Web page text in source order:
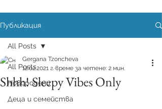
Публикация
All Posts
Новородени
Деца и семейства
All Posts
Shhh! Sleepy Vibes Only
Gergana Tzoncheva
12.02.2021 г. време за четене: 2 мин.